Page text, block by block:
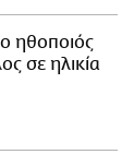
ηθοποιός
σε ηλικία